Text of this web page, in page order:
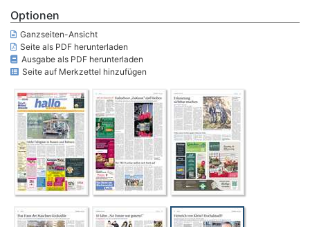
Optionen
Ganzseiten-Ansicht
Seite als PDF herunterladen
Ausgabe als PDF herunterladen
Seite auf Merkzettel hinzufügen